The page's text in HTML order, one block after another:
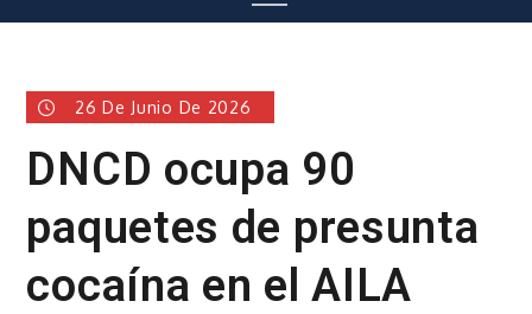
26 De Junio De 2026
DNCD ocupa 90
paquetes de presunta
cocaína en el AILA